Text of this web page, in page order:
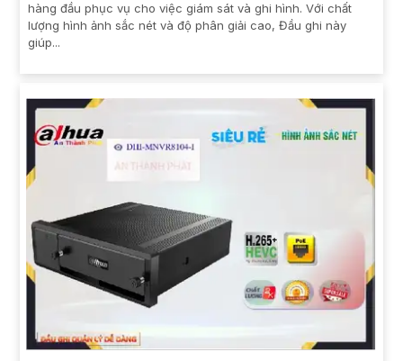
hàng đầu phục vụ cho việc giám sát và ghi hình. Với chất
lượng hình ảnh sắc nét và độ phân giải cao, Đầu ghi này
giúp...